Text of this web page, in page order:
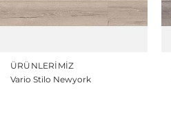
ÜRÜNLERIMIZ
Vario Stilo Newyork